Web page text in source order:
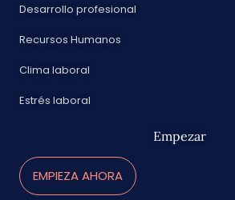
Desarrollo profesional
Recursos Humanos
Clima laboral
Estrés laboral
Empezar
EMPIEZA AHORA